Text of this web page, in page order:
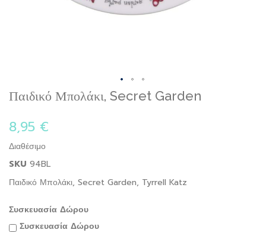
Παιδικό Μπολάκι, Secret Garden
8,95 €
Διαθέσιμο
SKU 94BL
Παιδικό Μπολάκι, Secret Garden, Tyrrell Katz
Συσκευασία Δώρου
Συσκευασία Δώρου
Skip
beginning
of
the
images
gallery